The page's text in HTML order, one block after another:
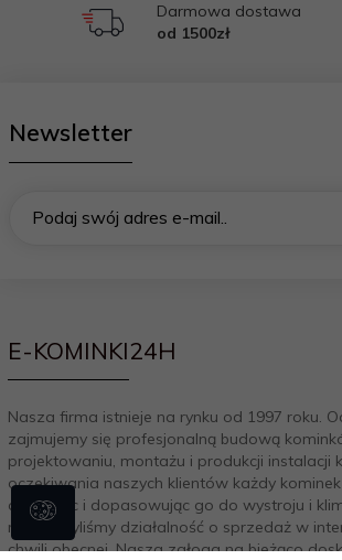
Darmowa dostawa
od 1500zł
Newsletter
Podaj swój adres e-mail..
E-KOMINKI24H
Nasza firma istnieje na rynku od 1997 roku.
zajmujemy się profesjonalną budową
projektowaniu, montażu i produkcji instalacji
oczekiwania naszych klientów każdy
aranżując i dopasowując go do wystroju i
rozszerzyliśmy działalność o sprzedaż w
chwili obecnej. Nasza załoga na bieżąco